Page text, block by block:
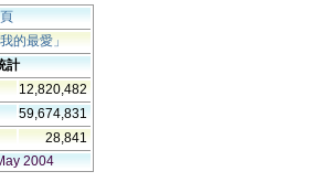
的最愛」
計
12,820,482
59,674,831
28,841
2004